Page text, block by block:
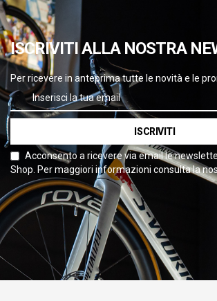
ISCRIVITI ALLA NOSTRA
Per ricevere in anteprima tutte le novità e le
ISCRIVITI
Acconsento a ricevere via email le
Shop. Per maggiori informazioni consulta la